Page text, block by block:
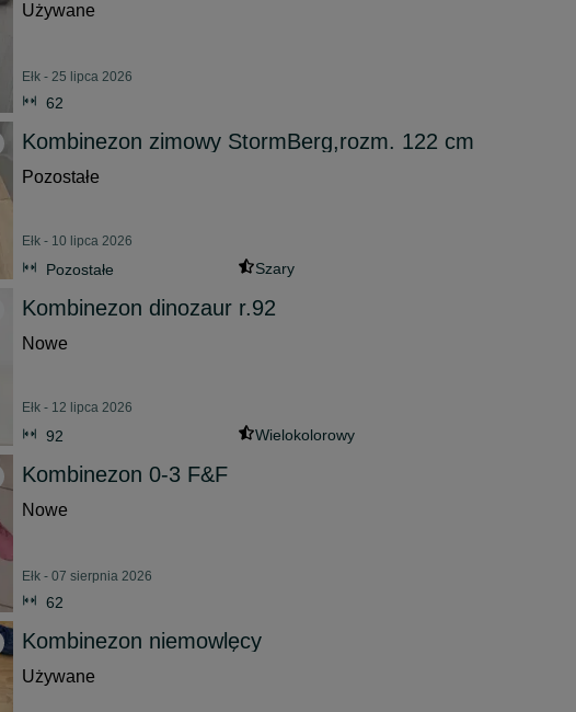
Używane
Ełk - 25 lipca 2026
62
Kombinezon zimowy StormBerg,rozm. 122 cm
Pozostałe
Ełk - 10 lipca 2026
Pozostałe Szary
Kombinezon dinozaur r.92
Nowe
Ełk - 12 lipca 2026
92 Wielokolorowy
Kombinezon 0-3 F&F
Nowe
Ełk - 07 sierpnia 2026
62
Kombinezon niemowlęcy
Używane